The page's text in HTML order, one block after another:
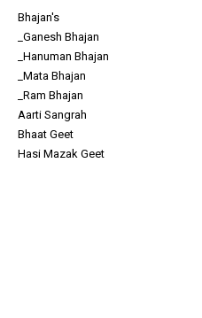
Bhajan's
_Ganesh Bhajan
_Hanuman Bhajan
_Mata Bhajan
_Ram Bhajan
Aarti Sangrah
Bhaat Geet
Hasi Mazak Geet